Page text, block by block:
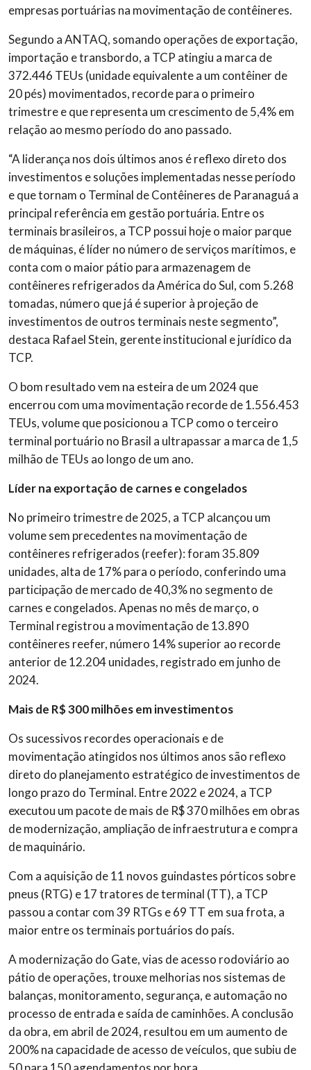
empresas portuárias na movimentação de contêineres.
Segundo a ANTAQ, somando operações de exportação,
importação e transbordo, a TCP atingiu a marca de
372.446 TEUs (unidade equivalente a um contêiner de
20 pés) movimentados, recorde para o primeiro
trimestre e que representa um crescimento de 5,4% em
relação ao mesmo período do ano passado.
“A liderança nos dois últimos anos é reflexo direto dos
investimentos e soluções implementadas nesse período
e que tornam o Terminal de Contêineres de Paranaguá a
principal referência em gestão portuária. Entre os
terminais brasileiros, a TCP possui hoje o maior parque
de máquinas, é líder no número de serviços marítimos, e
conta com o maior pátio para armazenagem de
contêineres refrigerados da América do Sul, com 5.268
tomadas, número que já é superior à projeção de
investimentos de outros terminais neste segmento”,
destaca Rafael Stein, gerente institucional e jurídico da
TCP.
O bom resultado vem na esteira de um 2024 que
encerrou com uma movimentação recorde de 1.556.453
TEUs, volume que posicionou a TCP como o terceiro
terminal portuário no Brasil a ultrapassar a marca de 1,5
milhão de TEUs ao longo de um ano.
Líder na exportação de carnes e congelados
No primeiro trimestre de 2025, a TCP alcançou um
volume sem precedentes na movimentação de
contêineres refrigerados (reefer): foram 35.809
unidades, alta de 17% para o período, conferindo uma
participação de mercado de 40,3% no segmento de
carnes e congelados. Apenas no mês de março, o
Terminal registrou a movimentação de 13.890
contêineres reefer, número 14% superior ao recorde
anterior de 12.204 unidades, registrado em junho de
2024.
Mais de R$ 300 milhões em investimentos
Os sucessivos recordes operacionais e de
movimentação atingidos nos últimos anos são reflexo
direto do planejamento estratégico de investimentos de
longo prazo do Terminal. Entre 2022 e 2024, a TCP
executou um pacote de mais de R$ 370 milhões em obras
de modernização, ampliação de infraestrutura e compra
de maquinário.
Com a aquisição de 11 novos guindastes pórticos sobre
pneus (RTG) e 17 tratores de terminal (TT), a TCP
passou a contar com 39 RTGs e 69 TT em sua frota, a
maior entre os terminais portuários do país.
A modernização do Gate, vias de acesso rodoviário ao
pátio de operações, trouxe melhorias nos sistemas de
balanças, monitoramento, segurança, e automação no
processo de entrada e saída de caminhões. A conclusão
da obra, em abril de 2024, resultou em um aumento de
200% na capacidade de acesso de veículos, que subiu de